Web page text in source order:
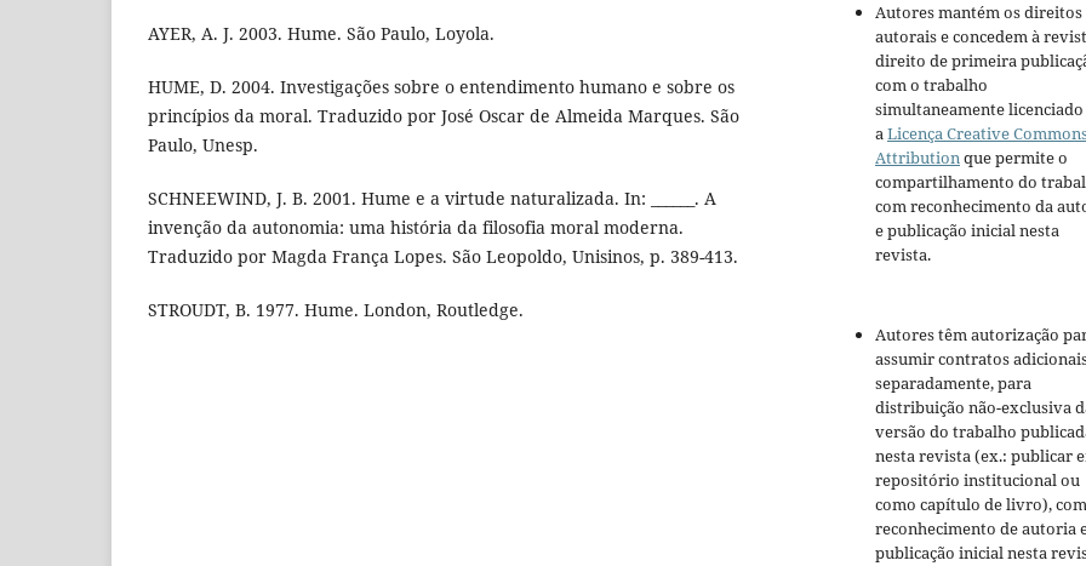
AYER, A. J. 2003. Hume. São Paulo, Loyola.
HUME, D. 2004. Investigações sobre o entendimento humano e sobre os
princípios da moral. Traduzido por José Oscar de Almeida Marques. São
Paulo, Unesp.
SCHNEEWIND, J. B. 2001. Hume e a virtude naturalizada. In: ______. A
invenção da autonomia: uma história da filosofia moral moderna.
Traduzido por Magda França Lopes. São Leopoldo, Unisinos, p. 389-413.
STROUDT, B. 1977. Hume. London, Routledge.
Autores mantém os direitos
autorais e concedem à
direito de primeira
com o trabalho
simultaneamente
aLicença Creative
Attributionque permite o
compartilhamento do
com reconhecimento da
e publicação inicial nesta
revista.
Autores têm autorização
assumir contratos
separadamente, para
distribuição não-exclusiva
versão do trabalho
nesta revista (ex.: publicar
repositório institucional ou
como capítulo de livro), com
reconhecimento de autoria
publicação inicial nesta